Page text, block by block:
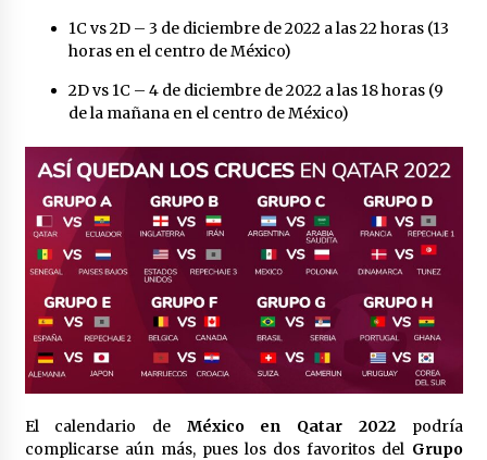
1C vs 2D – 3 de diciembre de 2022 a las 22 horas (13
horas en el centro de México)
2D vs 1C – 4 de diciembre de 2022 a las 18 horas (9
de la mañana en el centro de México)
El calendario de México en Qatar 2022podría
complicarse aún más, pues los dos favoritos del Grupo